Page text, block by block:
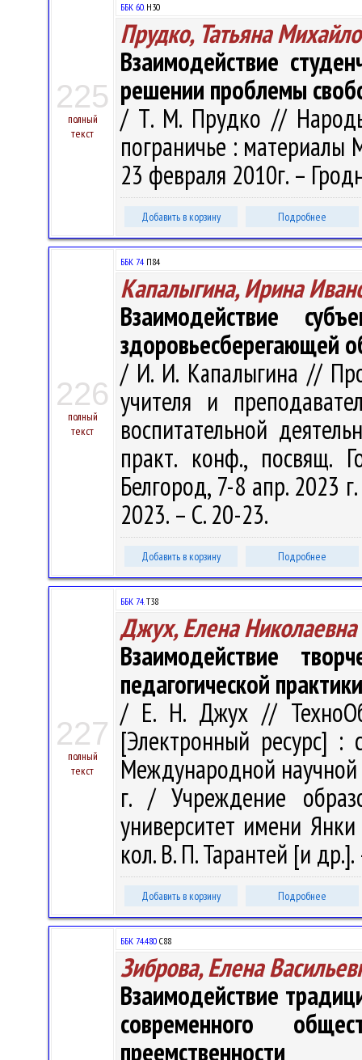
225
полный
текст
ББК 60.Н30
Прудко, Татьяна
Взаимодействие
решении проблемы
/ Т. М. Прудко //
пограничье : материалы
23 февраля 2010г. –
Добавить в корзину Подробнее
226
полный
текст
ББК 74 П84
Капалыгина, Ирина
Взаимодействие
здоровьесберегающей
/ И. И. Капалыгина //
учителя и
воспитательной
практ. конф., посвящ.
Белгород, 7-8 апр. 2023
2023. – С. 20-23.
Добавить в корзину Подробнее
227
полный
текст
ББК 74.Т38
Джух, Елена Николаевна
Взаимодействие
педагогической
/ Е. Н. Джух //
[Электронный ресурс] :
Международной
г. / Учреждение
университет имени
кол. В. П. Тарантей [и
Добавить в корзину Подробнее
ББК 74.480 С88
Зиброва, Елена
Взаимодействие
современного
преемственности